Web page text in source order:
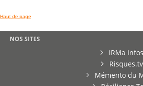
Haut de page
NOS SITES
IRMa Infos
Risques.tv
Mémento du